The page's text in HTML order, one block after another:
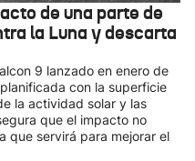
de una parte de
la Luna y descarta
9 lanzado en enero de
con la superficie
la actividad solar y las
que el impacto no
que servirá para mejorar el